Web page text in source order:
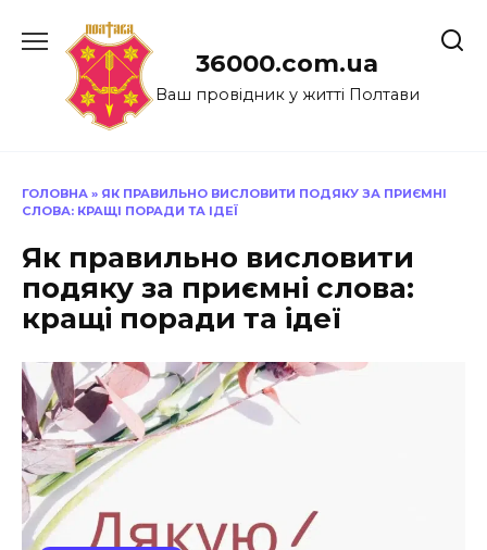
до
36000.com.ua
Ваш провідник у житті Полтави
ГОЛОВНА » ЯК ПРАВИЛЬНО ВИСЛОВИТИ ПОДЯКУ ЗА ПРИЄМНІ
СЛОВА: КРАЩІ ПОРАДИ ТА ІДЕЇ
Як правильно висловити
подяку за приємні слова:
кращі поради та ідеї